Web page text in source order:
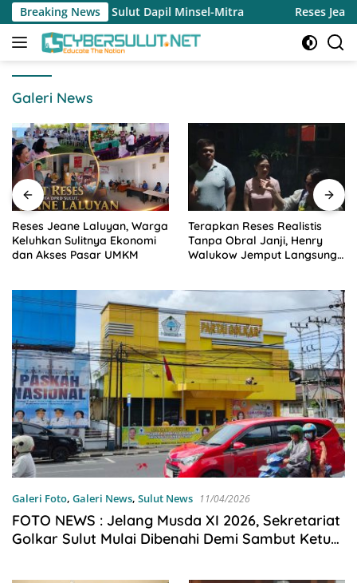
Langsung
ke
konten
Breaking News
Sulut Dapil Minsel-Mitra Reses Jeane Laluyan, Warga
Galeri News
Reses Jeane Laluyan, Warga
Keluhkan Sulitnya Ekonomi
dan Akses Pasar UMKM
Terapkan Reses Realistis
Tanpa Obral Janji, Henry
Walukow Jemput Langsung
Galeri Foto, Galeri News, Sulut News 11/04/2026
FOTO NEWS : Jelang Musda XI 2026, Sekretariat
Golkar Sulut Mulai Dibenahi Demi Sambut Ketum